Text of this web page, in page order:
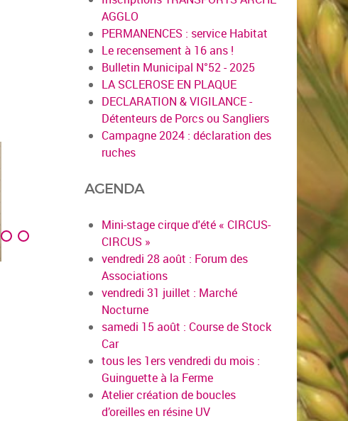
en savoir plus
AGGLO
PERMANENCES : service Habitat
Le recensement à 16 ans !
Bulletin Municipal N°52 - 2025
LA SCLEROSE EN PLAQUE
DECLARATION & VIGILANCE -
Détenteurs de Porcs ou Sangliers
Campagne 2024 : déclaration des
ruches
AGENDA
Mini-stage cirque d'été « CIRCUS-
CIRCUS »
vendredi 28 août : Forum des
Associations
vendredi 31 juillet : Marché
Nocturne
samedi 15 août : Course de Stock
Car
tous les 1ers vendredi du mois :
Guinguette à la Ferme
Atelier création de boucles
d’oreilles en résine UV